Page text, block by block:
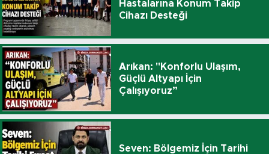
Hastalarına Konum Takip
Cihazı Desteği
Arıkan: "Konforlu Ulaşım,
Güçlü Altyapı İçin
Çalışıyoruz”
Seven: Bölgemiz İçin Tarihi